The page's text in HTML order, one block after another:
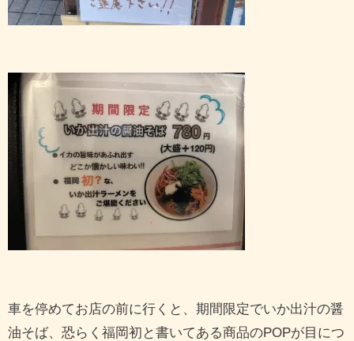
車を停めてお店の前に行くと、期間限定でいか出汁の醤
油そば、恐らく福岡初と書いてある商品のPOPが目につ